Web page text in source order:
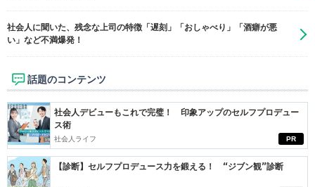
社会人に聞いた、残念な上司の特徴「遅刻」「おしゃべり」「酒癖が悪
い」など不満爆発！
話題のコンテンツ
PR
社会人デビューもこれで完璧！ 印象アップのセルフプロデュー
ス術
社会人ライフ
【診断】セルフプロデュース力を鍛える！ “ジブン観”診断